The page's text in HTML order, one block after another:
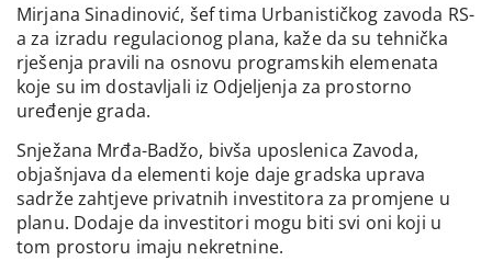
Mirjana Sinadinović, šef tima Urbanističkog zavoda RS-
a za izradu regulacionog plana, kaže da su tehnička
rješenja pravili na osnovu programskih elemenata
koje su im dostavljali iz Odjeljenja za prostorno
uređenje grada.
Snježana Mrđa-Badžo, bivša uposlenica Zavoda,
objašnjava da elementi koje daje gradska uprava
sadrže zahtjeve privatnih investitora za promjene u
planu. Dodaje da investitori mogu biti svi oni koji u
tom prostoru imaju nekretnine.